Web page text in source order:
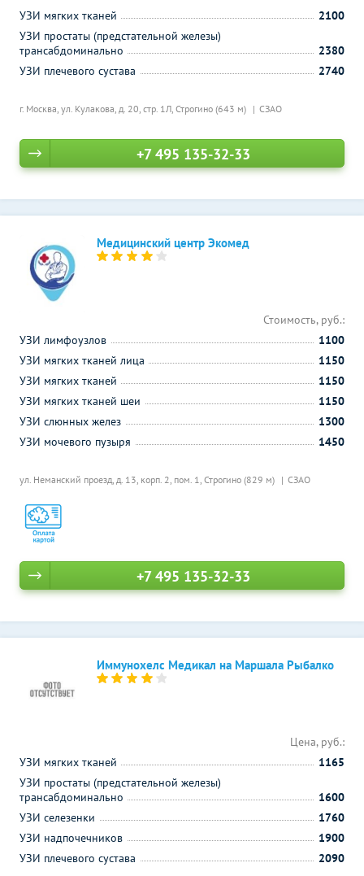
г. Москва, ул. Кулакова, д. 20, стр. 1Л, Строгино (643 м) СЗАО
УЗИ мягких тканей
2100
УЗИ простаты (предстательной железы)
трансабдоминально
2380
УЗИ плечевого сустава
2740
+7 495 135-32-33
Медицинский центр Экомед
ул. Неманский проезд, д. 13, корп. 2, пом. 1, Строгино (829 м) СЗАО
Стоимость, руб.:
УЗИ лимфоузлов
1100
УЗИ мягких тканей лица
1150
УЗИ мягких тканей
1150
УЗИ мягких тканей шеи
1150
УЗИ слюнных желез
1300
УЗИ мочевого пузыря
1450
+7 495 135-32-33
Иммунохелс Медикал на Маршала Рыбалко
Цена, руб.:
УЗИ мягких тканей
1165
УЗИ простаты (предстательной железы)
трансабдоминально
1600
УЗИ селезенки
1760
УЗИ надпочечников
1900
УЗИ плечевого сустава
2090